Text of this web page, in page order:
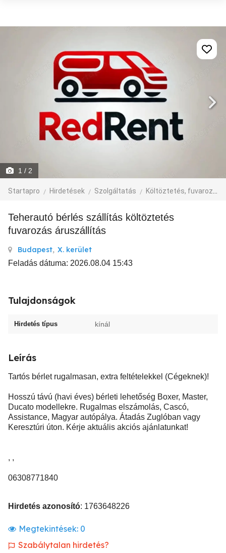
1 / 2
Startapro Hirdetések Szolgáltatás Költöztetés, fuvarozás, járműbérlés
Teherautó bérlés szállítás költöztetés
fuvarozás áruszállítás
Budapest, X. kerület
Feladás dátuma: 2026.08.04 15:43
Tulajdonságok
Hirdetés típus kínál
Leírás
Tartós bérlet rugalmasan, extra feltételekkel (Cégeknek)!
Hosszú távú (havi éves) bérleti lehetőség Boxer, Master,
Ducato modellekre. Rugalmas elszámolás, Cascó,
Assistance, Magyar autópálya. Átadás Zuglóban vagy
Keresztúri úton. Kérje aktuális akciós ajánlatunkat!
, ,
06308771840
Hirdetés azonosító: 1763648226
Megtekintések: 0
Szabálytalan hirdetés?